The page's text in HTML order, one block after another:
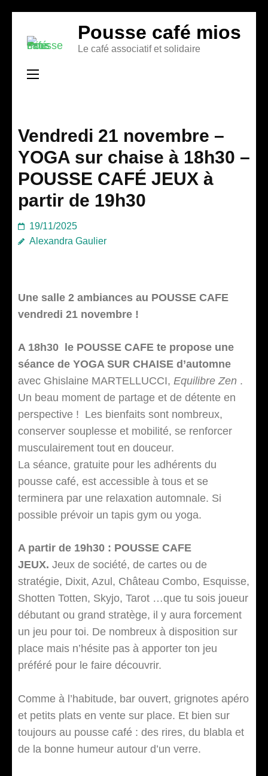
(Pressez
Pousse café mios
Le café associatif et solidaire
Vendredi 21 novembre –
YOGA sur chaise à 18h30 –
POUSSE CAFÉ JEUX à
partir de 19h30
19/11/2025
Alexandra Gaulier
Une salle 2 ambiances au POUSSE CAFE
vendredi 21 novembre !
A 18h30 le POUSSE CAFE te propose une
séance de YOGA SUR CHAISE d’automne
avec Ghislaine MARTELLUCCI, Equilibre Zen .
Un beau moment de partage et de détente en
perspective ! Les bienfaits sont nombreux,
conserver souplesse et mobilité, se renforcer
musculairement tout en douceur.
La séance, gratuite pour les adhérents du
pousse café, est accessible à tous et se
terminera par une relaxation automnale. Si
possible prévoir un tapis gym ou yoga.
A partir de 19h30 : POUSSE CAFE
JEUX. Jeux de société, de cartes ou de
stratégie, Dixit, Azul, Château Combo, Esquisse,
Shotten Totten, Skyjo, Tarot …que tu sois joueur
débutant ou grand stratège, il y aura forcement
un jeu pour toi. De nombreux à disposition sur
place mais n’hésite pas à apporter ton jeu
préféré pour le faire découvrir.
Comme à l’habitude, bar ouvert, grignotes apéro
et petits plats en vente sur place. Et bien sur
toujours au pousse café : des rires, du blabla et
de la bonne humeur autour d’un verre.